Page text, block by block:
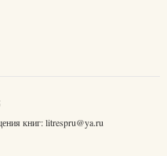
книг:litrespru@ya.ru